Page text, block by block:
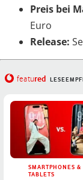
Preis bei
Euro
Release:
featured
SMARTPHONES &
TABLETS